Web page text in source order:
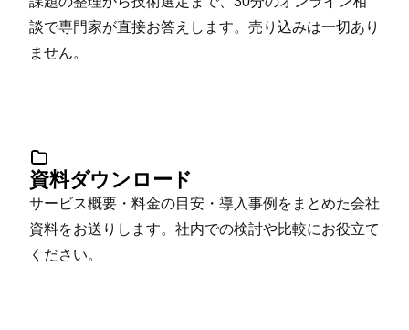
談で専門家が直接お答えします。売り込みは一切あり
ません。
資料ダウンロード
サービス概要・料金の目安・導入事例をまとめた会社
資料をお送りします。社内での検討や比較にお役立て
ください。